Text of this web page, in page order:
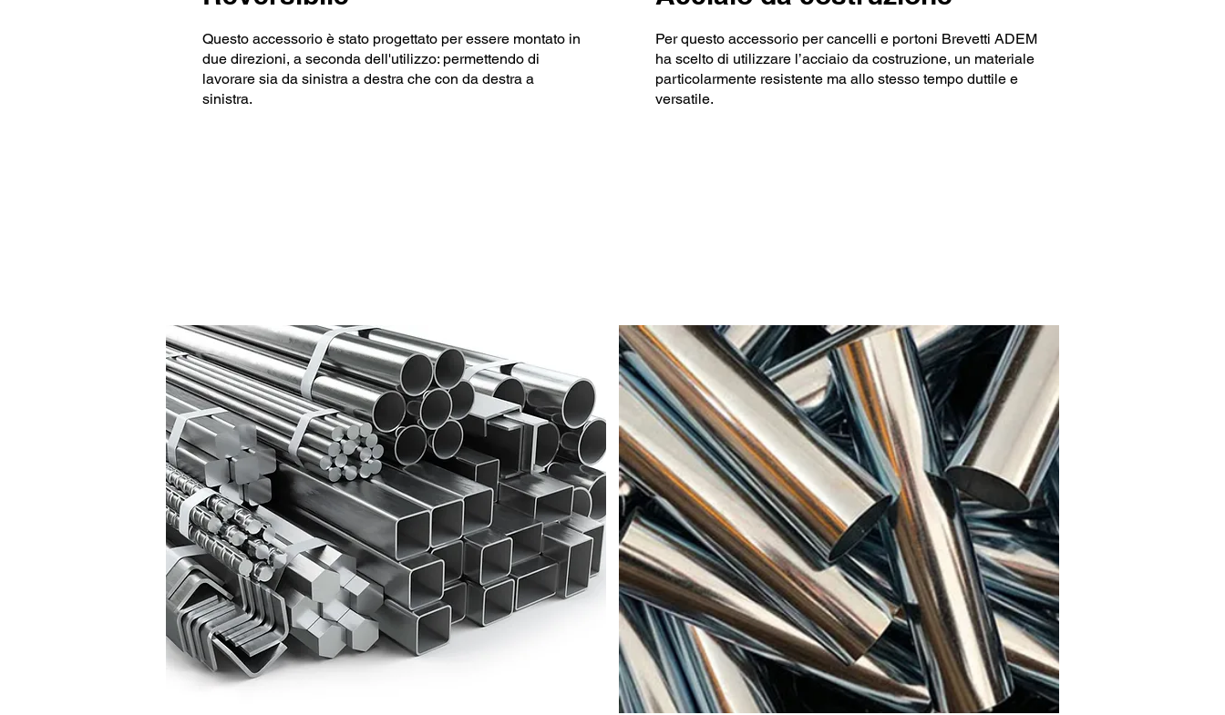
Questo accessorio è stato progettato per essere montato in
due direzioni, a seconda dell'utilizzo: permettendo di
lavorare sia da sinistra a destra che con da destra a
sinistra.
Per questo accessorio per cancelli e portoni Brevetti ADEM
ha scelto di utilizzare l’acciaio da costruzione, un materiale
particolarmente resistente ma allo stesso tempo duttile e
versatile.